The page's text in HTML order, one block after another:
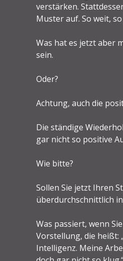
verstärken.
Muster auf. So weit,
Was hat es jetzt aber
sein.
Oder?
Achtung, auch die
Die ständige
gar nicht so positive
Wie bitte?
Sollen Sie jetzt Ihren
überdurchschnittlich
Was passiert, wenn
Vorstellung, die heißt:
Intelligenz. Meine